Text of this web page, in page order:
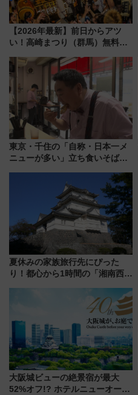
【2026年最新】前日からアツ
い！高崎まつり（群馬）無料観
しまで
東京・千住の「自称・日本一メ
ニューが多い」立ち食いそば屋
地のふらっと立ち食いそば』
7/27夜10時～放送
夏休みの家族旅行先にぴった
り！都心から1時間の「湘南西エ
島とは異なる魅力を持つ今夏の
大阪城ビューの絶景宿が最大
52%オフ!? ホテルニューオータ